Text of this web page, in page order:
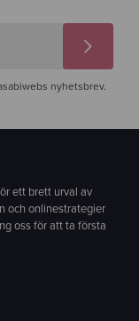
nyhetsbrev.
ett brett urval av
och onlinestrategier
oss för att ta första